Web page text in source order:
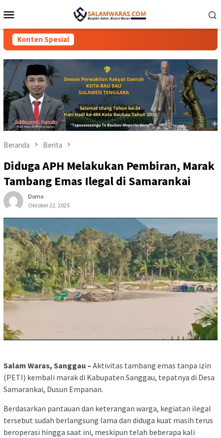
ke
Mobile
Konten Spesial
Beranda Berita
Diduga APH Melakukan Pembiran, Marak
Tambang Emas Ilegal di Samarankai
Domo
Oktober 22, 2025
Salam Waras, Sanggau – Aktivitas tambang emas tanpa izin
(PETI) kembali marak di Kabupaten Sanggau, tepatnya di Desa
Samarankai, Dusun Empanan.
Berdasarkan pantauan dan keterangan warga, kegiatan ilegal
tersebut sudah berlangsung lama dan diduga kuat masih terus
beroperasi hingga saat ini, meskipun telah beberapa kali